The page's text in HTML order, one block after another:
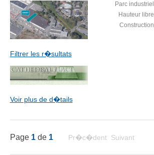
Filtrer les r�sultats
Voir plus de d�tails
Parc industriel
Hauteur libre
Construction
Page 1de 1 Pr�c�dent Suivant